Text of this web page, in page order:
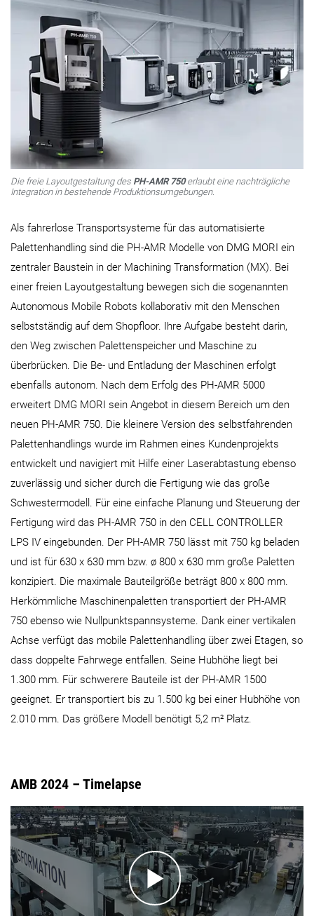
Die freie Layoutgestaltung des PH-AMR 750erlaubt eine nachträgliche
Integration in bestehende Produktionsumgebungen.
Als fahrerlose Transportsysteme für das automatisierte
Palettenhandling sind die PH-AMR Modelle von DMG MORI ein
zentraler Baustein in der Machining Transformation (MX). Bei
einer freien Layoutgestaltung bewegen sich die sogenannten
Autonomous Mobile Robots kollaborativ mit den Menschen
selbstständig auf dem Shopfloor. Ihre Aufgabe besteht darin,
den Weg zwischen Palettenspeicher und Maschine zu
überbrücken. Die Be- und Entladung der Maschinen erfolgt
ebenfalls autonom. Nach dem Erfolg des PH-AMR 5000
erweitert DMG MORI sein Angebot in diesem Bereich um den
neuen PH-AMR 750. Die kleinere Version des selbstfahrenden
Palettenhandlings wurde im Rahmen eines Kundenprojekts
entwickelt und navigiert mit Hilfe einer Laserabtastung ebenso
zuverlässig und sicher durch die Fertigung wie das große
Schwestermodell. Für eine einfache Planung und Steuerung der
Fertigung wird das PH-AMR 750 in den CELL CONTROLLER
LPS IV eingebunden. Der PH-AMR 750 lässt mit 750 kg beladen
und ist für 630 x 630 mm bzw. ø 800 x 630 mm große Paletten
konzipiert. Die maximale Bauteilgröße beträgt 800 x 800 mm.
Herkömmliche Maschinenpaletten transportiert der PH-AMR
750 ebenso wie Nullpunktspannsysteme. Dank einer vertikalen
Achse verfügt das mobile Palettenhandling über zwei Etagen, so
dass doppelte Fahrwege entfallen. Seine Hubhöhe liegt bei
1.300 mm. Für schwerere Bauteile ist der PH-AMR 1500
geeignet. Er transportiert bis zu 1.500 kg bei einer Hubhöhe von
2.010 mm. Das größere Modell benötigt 5,2 m² Platz.
AMB 2024 – Timelapse